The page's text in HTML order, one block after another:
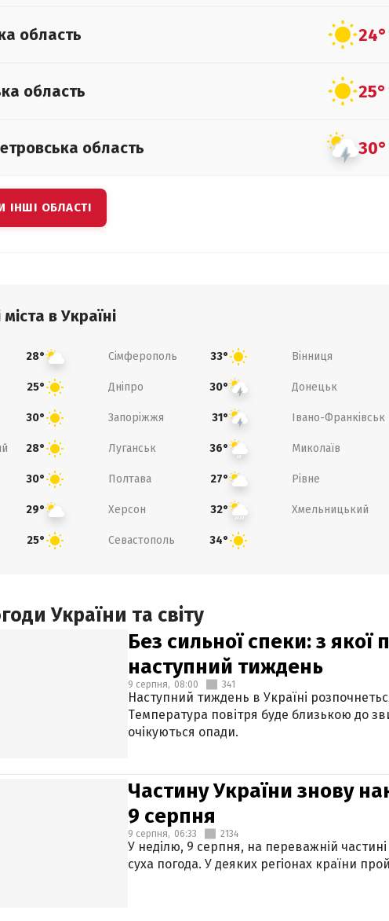
область 24°
область 25°
область 30°
ІНШІ ОБЛАСТІ
в Україні
28° Сімферополь 33° Вінниця
25° Дніпро 30° Донецьк
30° Запоріжжя 31° Івано-Франківськ
28° Луганськ 36° Миколаїв
30° Полтава 27° Рівне
29° Херсон 32° Хмельницький
25° Севастополь 34°
України та світу
Без сильної спеки: з якої
наступний тиждень
9 серпня, 08:00 341
Наступний тиждень в Україні
Температура повітря буде близькою до
очікуються опади.
Частину України знову
9 серпня
9 серпня, 06:33 2134
У неділю, 9 серпня, на переважній частині
суха погода. У деяких регіонах країни